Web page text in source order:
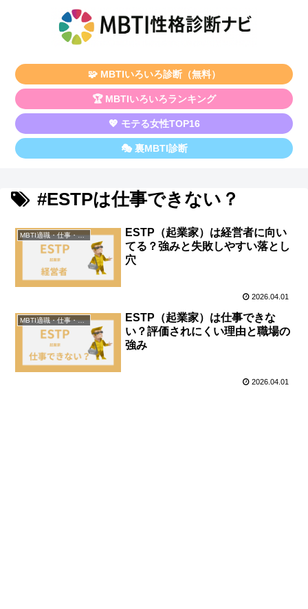
🧩 MBTIいろいろ診断（無料）
🏆 MBTIいろいろランキング
💖 モテる女性TOP16
🎭 裏MBTI診断
#ESTPは仕事できない？
MBTI適職・仕事・資格
ESTP（起業家）は経営者に向い
てる？強みと失敗しやすい落とし
穴
2026.04.01
MBTI適職・仕事・資格
ESTP（起業家）は仕事できな
い？評価されにくい理由と職場の
強み
2026.04.01